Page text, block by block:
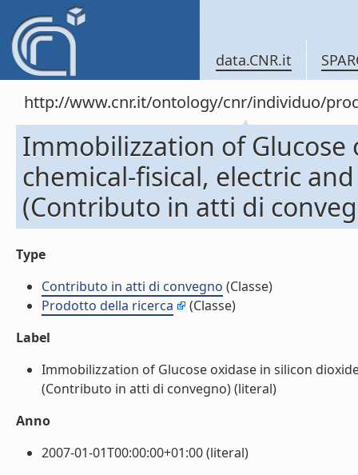
data.CNR.it
http://www.cnr.it/ontology/cnr/individuo/
Immobilizzation of Glucose
chemical-fisical, electric
(Contributo in atti di
Type
Contributo in atti di convegno (Classe)
Prodotto della ricerca
(Classe)
Label
Immobilizzation of Glucose oxidase in silicon
(Contributo in atti di convegno) (literal)
Anno
2007-01-01T00:00:00+01:00 (literal)